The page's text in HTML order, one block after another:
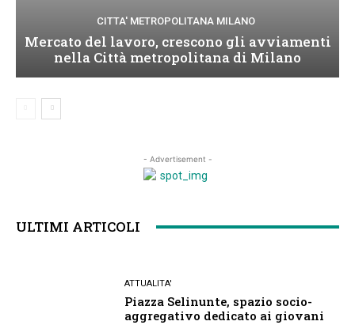
CITTA' METROPOLITANA MILANO
Mercato del lavoro, crescono gli avviamenti
nella Città metropolitana di Milano
- Advertisement -
ULTIMI ARTICOLI
ATTUALITA'
Piazza Selinunte, spazio socio-
aggregativo dedicato ai giovani